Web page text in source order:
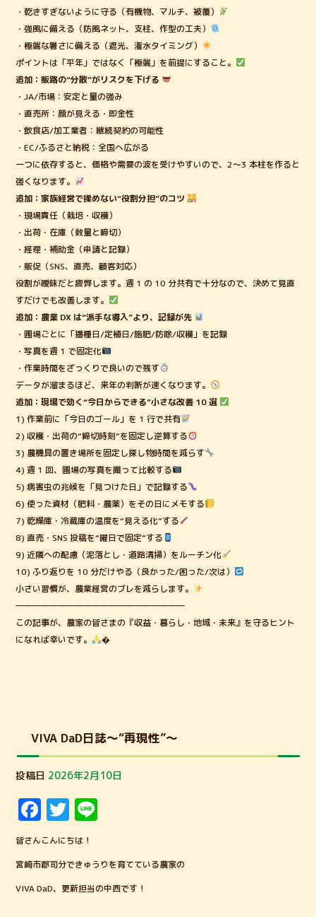
・乾きすぎないように守る（有機物、マルチ、被覆）
・強風に備える（防風ネット、支柱、作型の工夫）
・極端な暑さに備える（遮光、潅水タイミング）
ポイントは「平年」ではなく「極端」を前提にすること。
追加：販路の“分散”がリスクを下げる
・JA/市場：安定と量の強み
・直売所：顔が見える・即金性
・飲食店/加工業者：継続契約の可能性
・EC/ふるさと納税：全国へ広がる
一つに依存すると、価格や需要の波を受けやすいので、2〜3 本柱を作ると
強くなります。
追加：家族経営で揉めない“役割分担”のコツ
・現場責任（栽培・収穫）
・出荷・在庫（数量と締切）
・経理・補助金（申請と記録）
・販促（SNS、直売、顧客対応）
役割が曖昧だと疲弊します。週 1 の 10 分共有で十分なので、決めて見直
すだけでも改善します。
追加：農業 DX は“派手な導入”より、記録が先
・圃場ごとに「播種日/定植日/施肥/防除/収穫」を記録
・写真を週 1 で固定化
・作業時間をざっくりで良いので残す
データが溜まるほど、来年の判断が速くなります。
追加：現場で効く“今日からできる”小さな改善 10 選
1) 作業前に「今日のゴール」を 1 行で共有
2) 収穫・出荷の“締切時刻”を固定し逆算する
3) 農機具の置き場所を固定し探し物時間を減らす
4) 週 1 回、圃場の写真を撮って比較する
5) 病害虫の兆候を「見つけた日」で記録する
6) 使った資材（肥料・農薬）をその日にメモする
7) 乾燥庫・冷蔵庫の温度を“見える化”する
8) 直売・SNS 投稿を“曜日で固定”する
9) 近隣への配慮（泥落とし・道路清掃）をルーチン化
10) ふり返りを 10 分だけやる（良かった/困った/次は）
小さい習慣が、農業経営のブレを減らします。
――――――――――――――――――――
この記事が、農家の皆さまの『収益・暮らし・地域・未来』を守るヒント
になれば幸いです。
�
VIVA DaD日誌～“再現性”～
投稿日 2026年2月10日
F
a
c
e
b
T
w
it
te
r
e
皆さんこんにちは！
宮崎市郡司分できゅうりを育てている農家の
VIVA DaD、更新担当の中西です！